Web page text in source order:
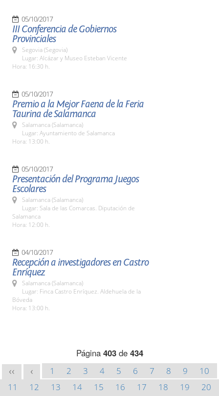
05/10/2017
III Conferencia de Gobiernos
Provinciales
Segovia (Segovia)
Lugar: Alcázar y Museo Esteban Vicente
Hora: 16:30 h.
05/10/2017
Premio a la Mejor Faena de la Feria
Taurina de Salamanca
Salamanca (Salamanca)
Lugar: Ayuntamiento de Salamanca
Hora: 13:00 h.
05/10/2017
Presentación del Programa Juegos
Escolares
Salamanca (Salamanca)
Lugar: Sala de las Comarcas. Diputación de
Salamanca
Hora: 12:00 h.
04/10/2017
Recepción a investigadores en Castro
Enríquez
Salamanca (Salamanca)
Lugar: Finca Castro Enríquez. Aldehuela de la
Bóveda
Hora: 13:00 h.
Página 403de 434
<< < 1 2 3 4 5 6 7 8 9
10
11
12 13 14 15 16 17 18 19
20